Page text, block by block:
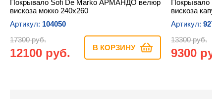
Покрывало Sofi De Marko АРМАНДО велюр
вискоза мокко 240х260
Артикул: 104050
17300 руб.
12100 руб. В КОРЗИНУ
Покрывало
вискоза
Артикул:
13300 руб.
9300